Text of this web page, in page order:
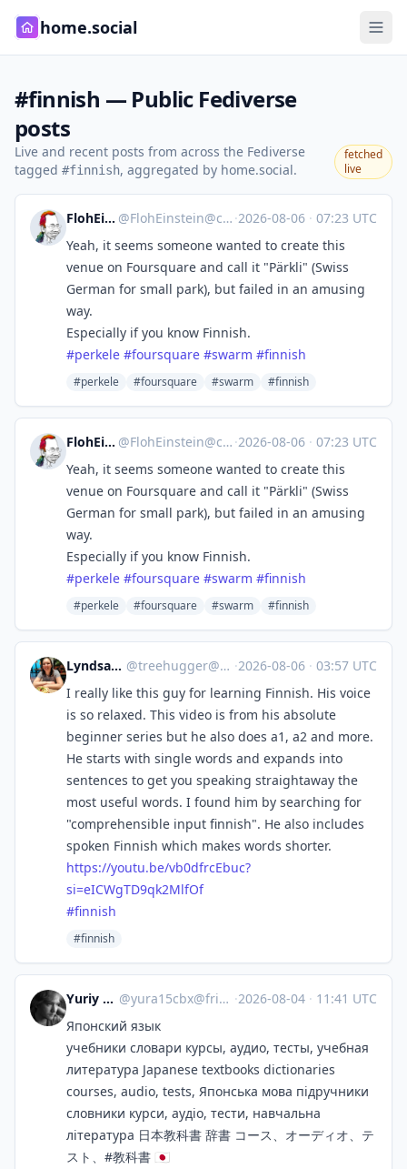
home.social
#finnish — Public Fediverse
posts
Live and recent posts from across the Fediverse
tagged #finnish, aggregated by home.social.
fetched
live
FlohEinstein @FlohEinstein@chaos.social ·2026-08-06 · 07:23 UTC
Yeah, it seems someone wanted to create this
venue on Foursquare and call it "Pärkli" (Swiss
German for small park), but failed in an amusing
way.
Especially if you know Finnish.
#perkele #foursquare #swarm #finnish
#perkele #foursquare #swarm #finnish
FlohEinstein @FlohEinstein@chaos.social ·2026-08-06 · 07:23 UTC
Yeah, it seems someone wanted to create this
venue on Foursquare and call it "Pärkli" (Swiss
German for small park), but failed in an amusing
way.
Especially if you know Finnish.
#perkele #foursquare #swarm #finnish
#perkele #foursquare #swarm #finnish
Lyndsay Barwell @treehugger@sciences.social ·2026-08-06 · 03:57 UTC
I really like this guy for learning Finnish. His voice
is so relaxed. This video is from his absolute
beginner series but he also does a1, a2 and more.
He starts with single words and expands into
sentences to get you speaking straightaway the
most useful words. I found him by searching for
"comprehensible input finnish". He also includes
spoken Finnish which makes words shorter.
https://youtu.be/vb0dfrcEbuc?
si=eICWgTD9qk2MlfOf
#finnish
#finnish
Yuriy Karetin @yura15cbx@friendica.world ·2026-08-04 · 11:41 UTC
Японский язык
учебники словари курсы, аудио, тесты, учебная
литература Japanese textbooks dictionaries
courses, audio, tests, Японська мова підручники
словники курси, аудіо, тести, навчальна
література 日本教科書 辞書 コース、オーディオ、テ
スト、#教科書 🇯🇵